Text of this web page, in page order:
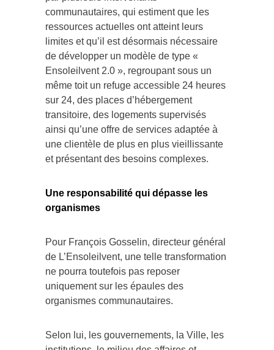
communautaires, qui estiment que les
ressources actuelles ont atteint leurs
limites et qu’il est désormais nécessaire
de développer un modèle de type «
Ensoleilvent 2.0 », regroupant sous un
même toit un refuge accessible 24 heures
sur 24, des places d’hébergement
transitoire, des logements supervisés
ainsi qu’une offre de services adaptée à
une clientèle de plus en plus vieillissante
et présentant des besoins complexes.
Une responsabilité qui dépasse les
organismes
Pour François Gosselin, directeur général
de L’Ensoleilvent, une telle transformation
ne pourra toutefois pas reposer
uniquement sur les épaules des
organismes communautaires.
Selon lui, les gouvernements, la Ville, les